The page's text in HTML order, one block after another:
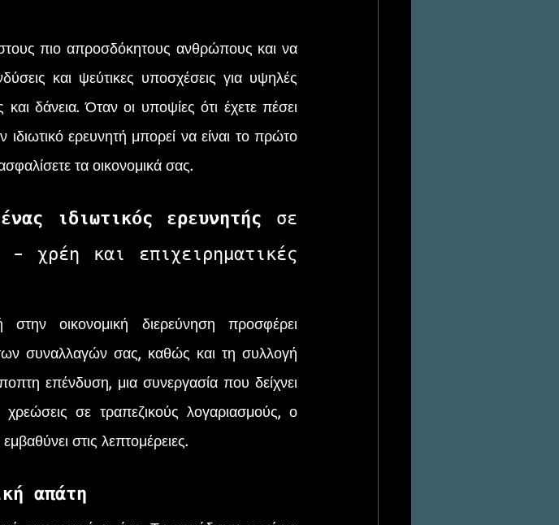
και ψεύτικες υποσχέσεις για υψηλές
δάνεια. Όταν οι υποψίες ότι έχετε πέσει
ερευνητή μπορεί να είναι το πρώτο
τα οικονομικά σας.
ιδιωτικός ερευνητής σε
- χρέη και επιχειρηματικές
των συναλλαγών σας, καθώς και τη συλλογή
επένδυση, μια συνεργασία που δείχνει
χρεώσεις σε τραπεζικούς λογαριασμούς, ο
στις λεπτομέρειες.
απάτη